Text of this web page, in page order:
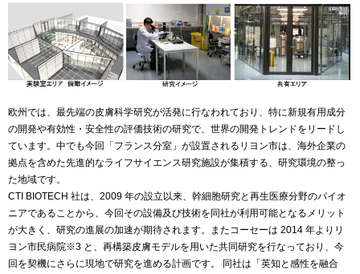
欧州では、最先端の皮膚科学研究が活発に行なわれており、特に新規有用成分
の開発や有効性・安全性の評価技術の研究で、世界の開発トレンドをリードし
ています。中でも今回「フランス分室」が設置されるリヨン市は、海外企業の
拠点を含めた先進的なライフサイエンス研究施設が集積する、研究環境の整っ
た地域です。
CTI BIOTECH 社は、2009 年の設立以来、幹細胞研究と再生医療分野のパイオ
ニアであることから、今回その設備及び技術を同社が利用可能となるメリット
が大きく、研究の進展の加速が期待されます。またコーセーは 2014 年よりリ
ヨン市民病院※3 と、再構築皮膚モデルを用いた共同研究を行なっており、今
回を契機にさらに現地で研究を進める計画です。 同社は「英知と感性を融合